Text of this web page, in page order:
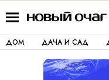
ДОМ ДАЧА И САД